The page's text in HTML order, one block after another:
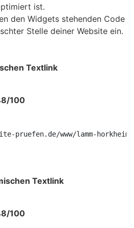
ist.
den Widgets stehenden Code
Stelle deiner Website ein.
Textlink
100
pruefen.de/www/lamm-
Textlink
100